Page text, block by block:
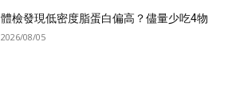
體檢發現低密度脂蛋白偏高？儘量少吃4物
2026/08/05